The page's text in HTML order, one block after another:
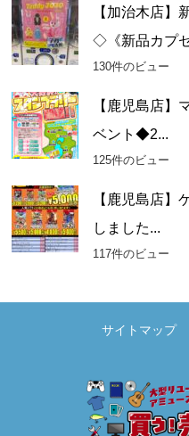
【加治木店】
◇《新品カプ
130件のビュー
【鹿児島店】
ベント◆2...
125件のビュー
【鹿児島店】
しました...
117件のビュー
サイトマップ